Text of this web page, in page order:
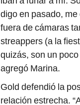
digo en pasado,
fuera de cámaras
streappers (a la
quizás, son un
agregó Marina.
Gold defendió la
relación estrecha.